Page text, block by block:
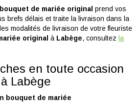
bouquet de mariée original prend vos
brefs délais et traite la livraison dans la
modalités de livraison de votre fleuriste
original à Labège, consultez la
en toute occasion
Labège
bouquet de mariée